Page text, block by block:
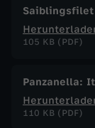
Saiblingsfilet
105 KB (PDF)
Panzanella:
110 KB (PDF)